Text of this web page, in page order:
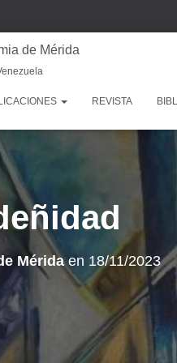
de Mérida
REVISTA
Méridaen 18/11/2023